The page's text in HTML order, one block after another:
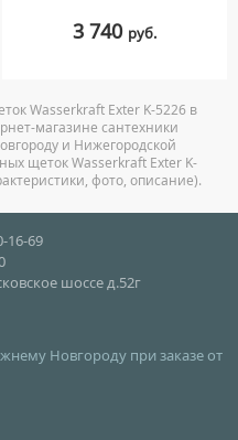
3 740 руб.
Wasserkraft Exter K-5226 в
магазине сантехники
и Нижегородской
щеток Wasserkraft Exter K-
фото, описание).
16-69
шоссе д.52г
Новгороду при заказе от